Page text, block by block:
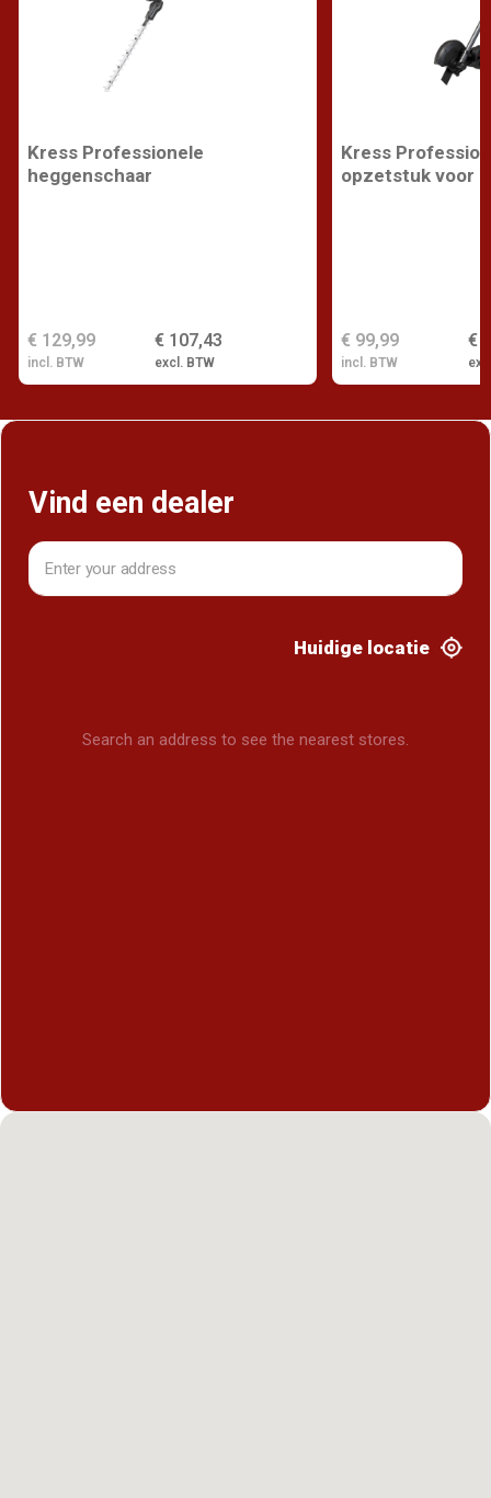
Kress Professionele
heggenschaar
€ 107,43
excl. BTW
€ 129,99
incl. BTW
Kress
opzetstuk voor
€
€ 99,99
incl. BTW
Vind een dealer
Huidige locatie
Search an address to see the nearest stores.